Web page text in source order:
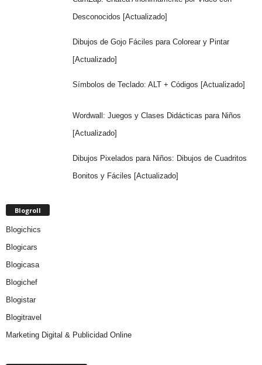
Desconocidos [Actualizado]
Dibujos de Gojo Fáciles para Colorear y Pintar
[Actualizado]
Símbolos de Teclado: ALT + Códigos [Actualizado]
Wordwall: Juegos y Clases Didácticas para Niños
[Actualizado]
Dibujos Pixelados para Niños: Dibujos de Cuadritos
Bonitos y Fáciles [Actualizado]
Blogroll
Blogichics
Blogicars
Blogicasa
Blogichef
Blogistar
Blogitravel
Marketing Digital & Publicidad Online